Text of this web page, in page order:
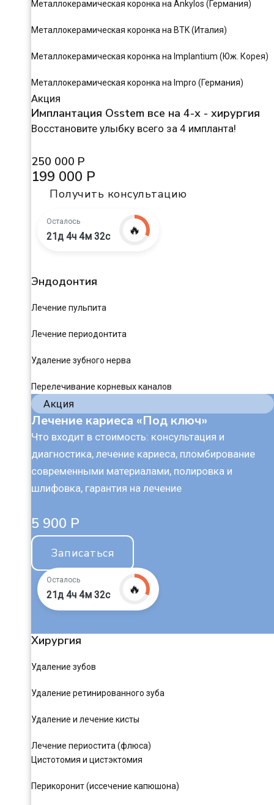
Металлокерамическая коронка на Ankylos (Германия)
Металлокерамическая коронка на BTK (Италия)
Металлокерамическая коронка на Implantium (Юж. Корея)
Металлокерамическая коронка на Impro (Германия)
Акция
Имплантация Osstem все на 4-х - хирургия
Восстановите улыбку всего за 4 импланта!
250 000 Р
199 000 Р
Получить консультацию
Осталось
21д 4ч 4м 31с 🔥
Эндодонтия
Лечение пульпита
Лечение периодонтита
Удаление зубного нерва
Перелечивание корневых каналов
Акция
Лечение кариеса «Под ключ»
Что входит в стоимость: консультация и
диагностика, лечение кариеса, пломбирование
современными материалами, полировка и
шлифовка, гарантия на лечение
5 900 Р
Записаться
Осталось
21д 4ч 4м 31с 🔥
Хирургия
Удаление зубов
Удаление ретинированного зуба
Удаление и лечение кисты
Лечение периостита (флюса)
Цистотомия и цистэктомия
Перикоронит (иссечение капюшона)